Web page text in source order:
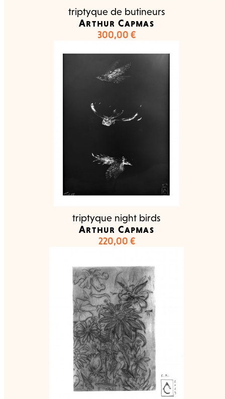
triptyque de butineurs
Arthur Capmas
300,00 €
triptyque night birds
Arthur Capmas
220,00 €